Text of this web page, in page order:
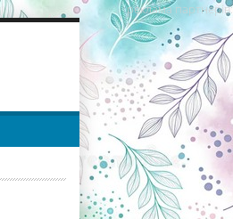
реклама партнерів: